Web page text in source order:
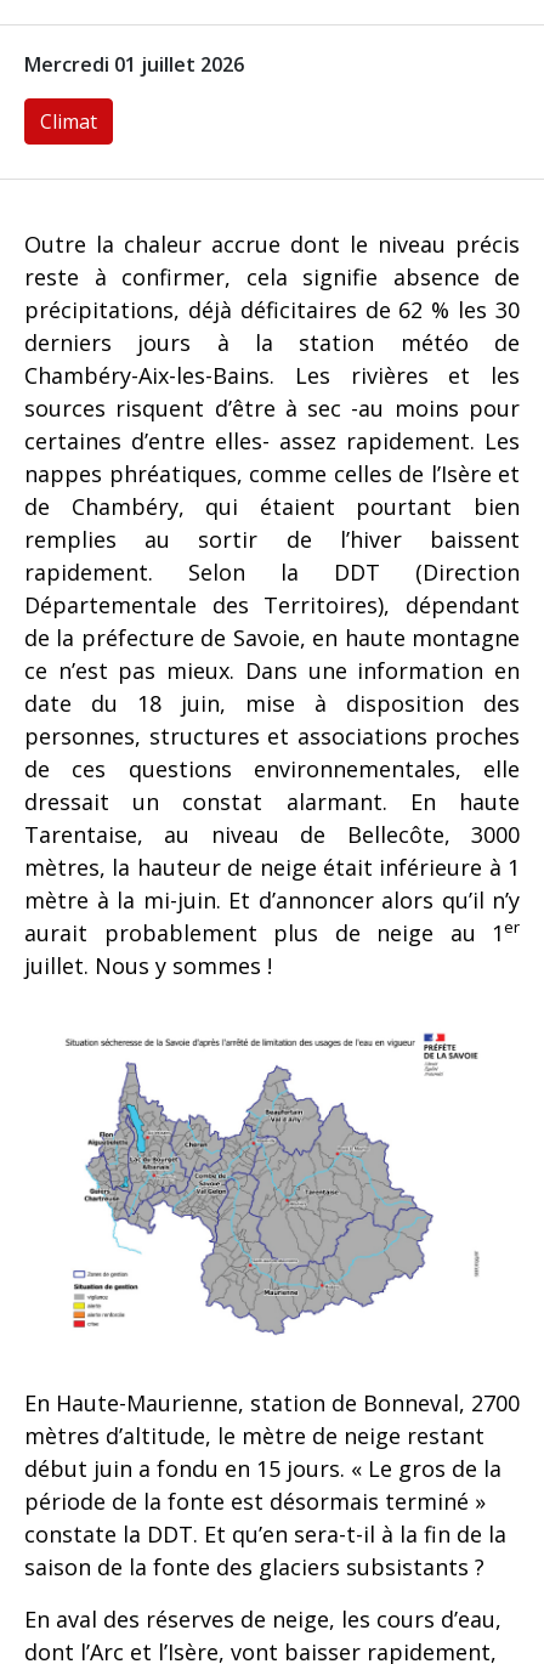
Mercredi 01 juillet 2026
Climat
Outre la chaleur accrue dont le niveau précis
reste à confirmer, cela signifie absence de
précipitations, déjà déficitaires de 62 % les 30
derniers jours à la station météo de
Chambéry-Aix-les-Bains. Les rivières et les
sources risquent d’être à sec -au moins pour
certaines d’entre elles- assez rapidement. Les
nappes phréatiques, comme celles de l’Isère et
de Chambéry, qui étaient pourtant bien
remplies au sortir de l’hiver baissent
rapidement. Selon la DDT (Direction
Départementale des Territoires), dépendant
de la préfecture de Savoie, en haute montagne
ce n’est pas mieux. Dans une information en
date du 18 juin, mise à disposition des
personnes, structures et associations proches
de ces questions environnementales, elle
dressait un constat alarmant. En haute
Tarentaise, au niveau de Bellecôte, 3000
mètres, la hauteur de neige était inférieure à 1
mètre à la mi-juin. Et d’annoncer alors qu’il n’y
aurait probablement plus de neige au 1er
juillet. Nous y sommes !
En Haute-Maurienne, station de Bonneval, 2700
mètres d’altitude, le mètre de neige restant
début juin a fondu en 15 jours. « Le gros de la
période de la fonte est désormais terminé »
constate la DDT. Et qu’en sera-t-il à la fin de la
saison de la fonte des glaciers subsistants ?
En aval des réserves de neige, les cours d’eau,
dont l’Arc et l’Isère, vont baisser rapidement,